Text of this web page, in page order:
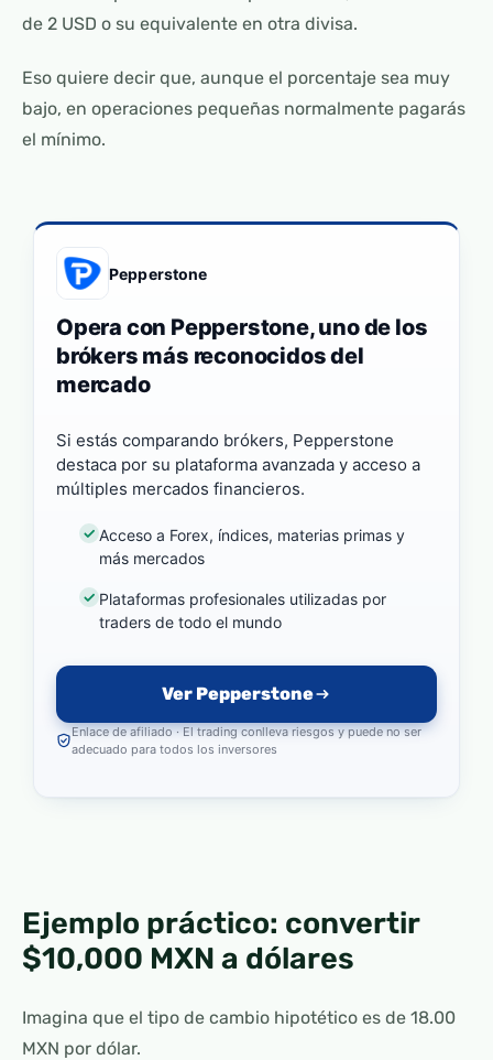
de 2 USD o su equivalente en otra divisa.
Eso quiere decir que, aunque el porcentaje sea muy
bajo, en operaciones pequeñas normalmente pagarás
el mínimo.
Pepperstone
Opera con Pepperstone, uno de los
brókers más reconocidos del
mercado
Si estás comparando brókers, Pepperstone
destaca por su plataforma avanzada y acceso a
múltiples mercados financieros.
Acceso a Forex, índices, materias primas y
más mercados
Plataformas profesionales utilizadas por
traders de todo el mundo
Ver Pepperstone
Enlace de afiliado · El trading conlleva riesgos y puede no ser
adecuado para todos los inversores
Ejemplo práctico: convertir
$10,000 MXN a dólares
Imagina que el tipo de cambio hipotético es de 18.00
MXN por dólar.